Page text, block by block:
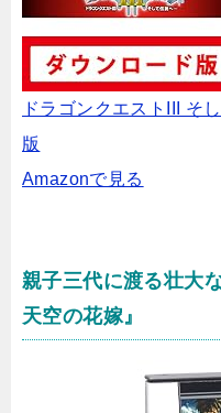
ドラゴンクエストIII そ
版
Amazonで見る
親子三代に渡る壮大
天空の花嫁』